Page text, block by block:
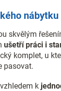
nábytku
skvělým
ušetří práci i
komplet, u
pasovat.
k